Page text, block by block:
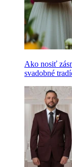
Ako nosiť
svadobné